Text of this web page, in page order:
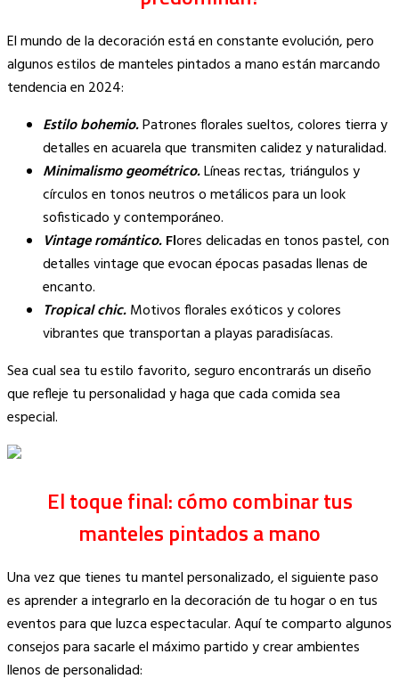
El mundo de la decoración está en constante evolución, pero
algunos estilos de manteles pintados a mano están marcando
tendencia en 2024:
Estilo bohemio.Patrones florales sueltos, colores tierra y
detalles en acuarela que transmiten calidez y naturalidad.
Minimalismo geométrico.Líneas rectas, triángulos y
círculos en tonos neutros o metálicos para un look
sofisticado y contemporáneo.
Vintage romántico.Flores delicadas en tonos pastel, con
detalles vintage que evocan épocas pasadas llenas de
encanto.
Tropical chic.Motivos florales exóticos y colores
vibrantes que transportan a playas paradisíacas.
Sea cual sea tu estilo favorito, seguro encontrarás un diseño
que refleje tu personalidad y haga que cada comida sea
especial.
El toque final: cómo combinar tus
manteles pintados a mano
Una vez que tienes tu mantel personalizado, el siguiente paso
es aprender a integrarlo en la decoración de tu hogar o en tus
eventos para que luzca espectacular. Aquí te comparto algunos
consejos para sacarle el máximo partido y crear ambientes
llenos de personalidad: